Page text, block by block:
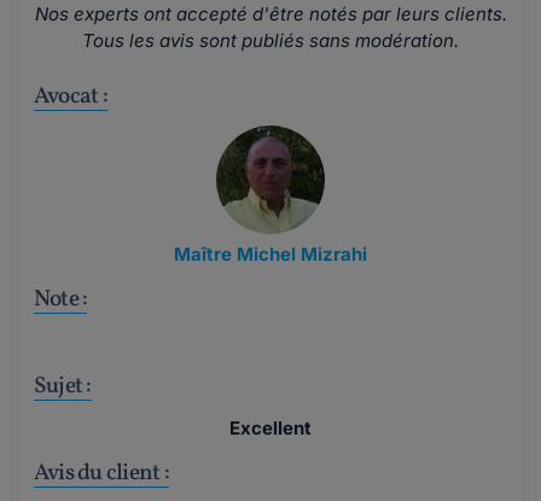
Nos experts ont accepté d'être notés par leurs clients.
Tous les avis sont publiés sans modération.
Avocat :
Maître Michel Mizrahi
Note :
Sujet :
Excellent
Avis du client :